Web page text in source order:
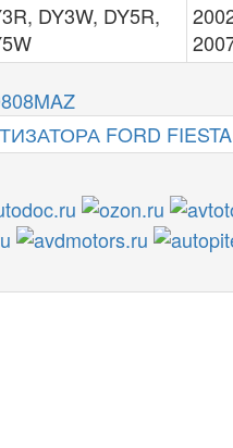
DY3W, DY5R,